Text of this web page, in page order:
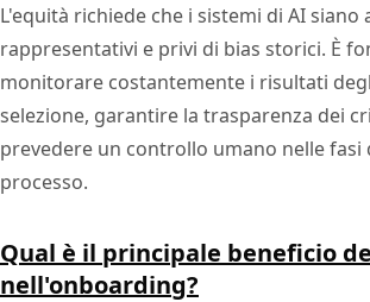
L'equità richiede che i sistemi di AI
rappresentativi e privi di bias storici. È
monitorare costantemente i risultati
selezione, garantire la trasparenza dei
prevedere un controllo umano nelle fasi
processo.
Qual è il principale beneficio
nell'onboarding?